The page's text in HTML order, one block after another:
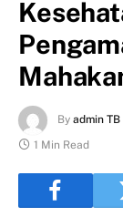
By admin TB
1 Min Read